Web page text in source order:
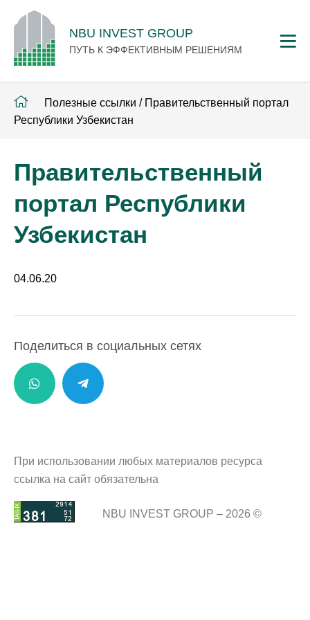
NBU INVEST GROUP
ПУТЬ К ЭФФЕКТИВНЫМ РЕШЕНИЯМ
Полезные ссылки / Правительственный портал
Республики Узбекистан
Правительственный
портал Республики
Узбекистан
04.06.20
Поделиться в социальных сетях
При использовании любых материалов ресурса
ссылка на сайт обязательна
NBU INVEST GROUP – 2026 ©